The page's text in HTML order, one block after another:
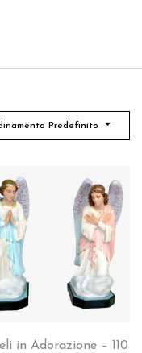
Predefinito
in Adorazione – 110